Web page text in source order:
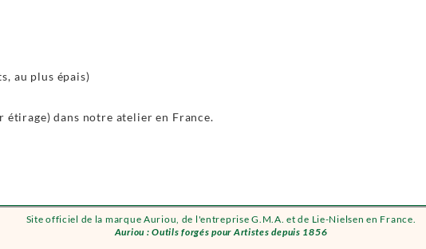
Site officiel de la marque Auriou, de l'entreprise G.M.A. et de Lie-Nielsen en France.
Auriou : Outils forgés pour Artistes depuis 1856
au plus épais)
dans notre atelier en France.